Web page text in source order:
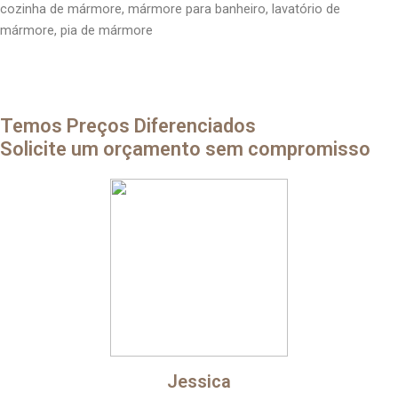
cozinha de mármore, mármore para banheiro, lavatório de
mármore, pia de mármore
Temos Preços Diferenciados
Solicite um orçamento sem compromisso
Jessica